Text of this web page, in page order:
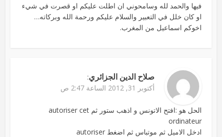
فيها والحمد لله وسامحوني ان اطلت عليكم او قصرت في شيء
او كان خلل في التعبير والسلام عليكم ورحمة الله وبركاته…
اخوكم اسماعيل من المغرب.
صلاح الدين الجزائري:
أكتوبر 31, 2012 الساعة 2:47 ص
الحل هو :افتح الاتونس و اذهب ستور ثم autoriser cet
ordinateur
ادخل الاميل ثم موتباس ثم اضغط autoriser